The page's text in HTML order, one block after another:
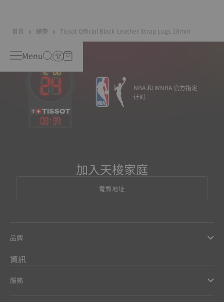
首頁 錶帶 Tissot Official Black Leather Strap Lugs 18mm
Menu
08: 39
NBA 和 WNBA 官方指定
计时
加入天梭家庭
電郵地址
品牌
資訊
服務